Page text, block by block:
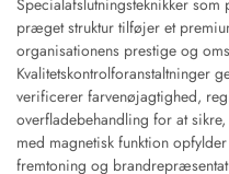
Specialafslutningsteknikker som
præget struktur tilføjer et
organisationens prestige og
Kvalitetskontrolforanstaltninger
verificerer farvenøjagtighed,
overfladebehandling for at
med magnetisk funktion
fremtoning og